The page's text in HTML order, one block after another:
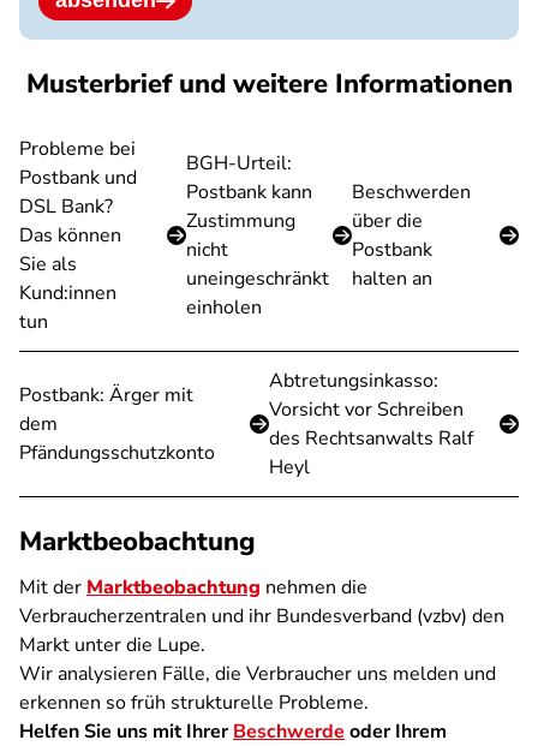
Musterbrief und weitere Informationen
Probleme bei
Postbank und
DSL Bank?
Das können
Sie als
Kund:innen
tun
BGH-Urteil:
Postbank kann
Zustimmung
nicht
uneingeschränkt
einholen
Beschwerden
über die
Postbank
halten an
Postbank: Ärger mit
dem
Pfändungsschutzkonto
Abtretungsinkasso:
Vorsicht vor Schreiben
des Rechtsanwalts Ralf
Heyl
Marktbeobachtung
Mit der Marktbeobachtung nehmen die
Verbraucherzentralen und ihr Bundesverband (vzbv) den
Markt unter die Lupe.
Wir analysieren Fälle, die Verbraucher uns melden und
erkennen so früh strukturelle Probleme.
Helfen Sie uns mit IhrerBeschwerde oder Ihrem